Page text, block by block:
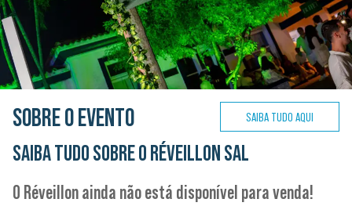
SOBRE O EVENTO SAIBA TUDO AQUI
SAIBA TUDO SOBRE ORÉVEILLON SAL
O Réveillon ainda não está disponível para venda!